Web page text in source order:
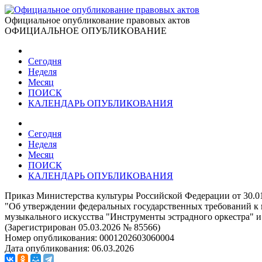
Официальное опубликование правовых актов
ОФИЦИАЛЬНОЕ ОПУБЛИКОВАНИЕ
Сегодня
Неделя
Месяц
ПОИСК
КАЛЕНДАРЬ ОПУБЛИКОВАНИЯ
Сегодня
Неделя
Месяц
ПОИСК
КАЛЕНДАРЬ ОПУБЛИКОВАНИЯ
Приказ Министерства культуры Российской Федерации от
"Об утверждении федеральных государственных требований
музыкального искусства "Инструменты эстрадного оркестра"
(Зарегистрирован 05.03.2026 № 85566)
Номер опубликования: 0001202603060004
Дата опубликования: 06.03.2026